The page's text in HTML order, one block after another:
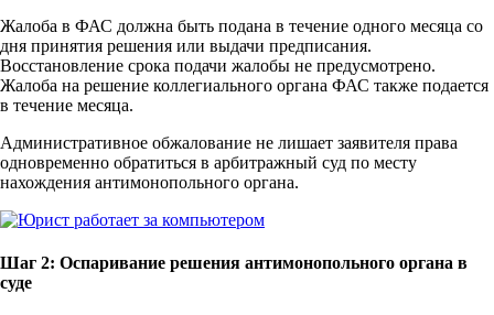
Жалоба в ФАС должна быть подана в течение одного месяца со
дня принятия решения или выдачи предписания.
Восстановление срока подачи жалобы не предусмотрено.
Жалоба на решение коллегиального органа ФАС также подается
в течение месяца.
Административное обжалование не лишает заявителя права
одновременно обратиться в арбитражный суд по месту
нахождения антимонопольного органа.
Шаг 2: Оспаривание решения антимонопольного органа в
суде